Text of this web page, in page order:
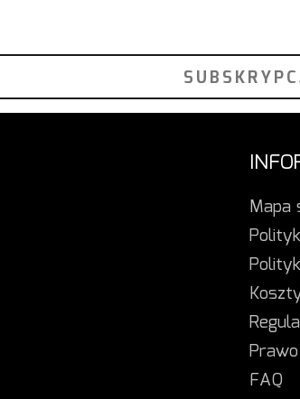
Mapa
FAQ